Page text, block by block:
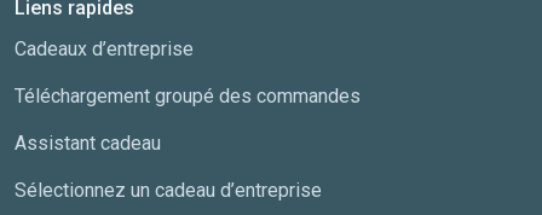
Liens rapides
Cadeaux d’entreprise
Téléchargement groupé des commandes
Assistant cadeau
Sélectionnez un cadeau d’entreprise